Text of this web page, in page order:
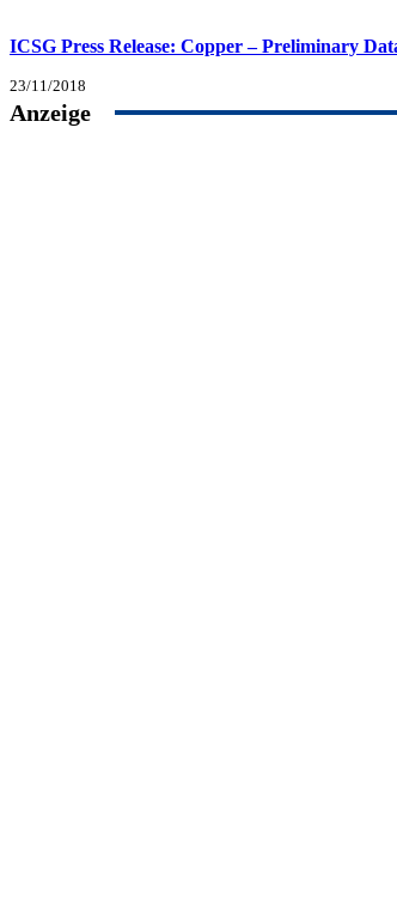
ICSG Press Release: Copper – Preliminary
23/11/2018
Anzeige